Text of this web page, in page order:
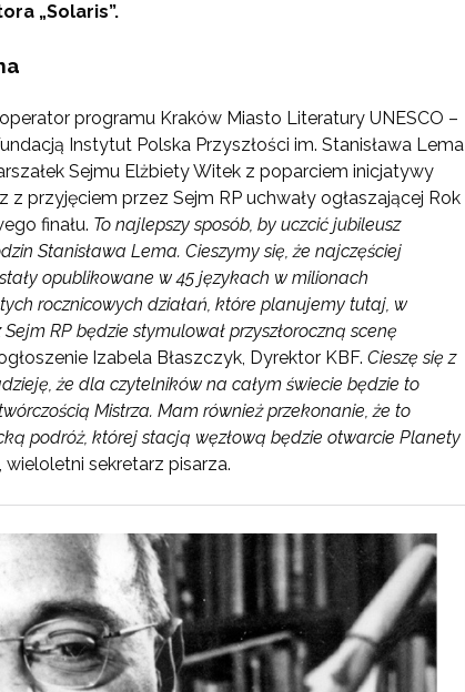
„Solaris”.
programu Kraków Miasto Literatury UNESCO –
Instytut Polska Przyszłości im. Stanisława Lema
Sejmu Elżbiety Witek z poparciem inicjatywy
przyjęciem przez Sejm RP uchwały ogłaszającej Rok
finału. To najlepszy sposób, by uczcić jubileusz
Stanisława Lema. Cieszymy się, że najczęściej
opublikowane w 45 językach w milionach
rocznicowych działań, które planujemy tutaj, w
RP będzie stymulował przyszłoroczną scenę
Izabela Błaszczyk, Dyrektor KBF. Cieszę się z
że dla czytelników na całym świecie będzie to
Mistrza. Mam również przekonanie, że to
podróż, której stacją węzłową będzie otwarcie Planety
sekretarz pisarza.